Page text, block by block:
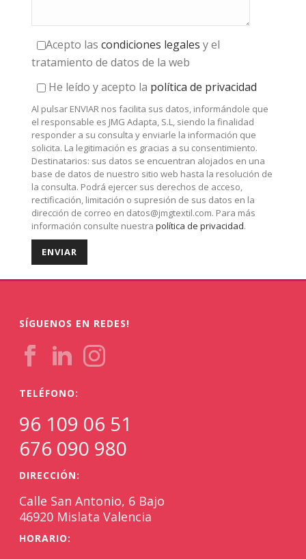
Acepto lascondiciones legales y el
tratamiento de datos de la web
He leído y acepto la política de privacidad
Al pulsar ENVIAR nos facilita sus datos, informándole que
el responsable es JMG Adapta, S.L, siendo la finalidad
responder a su consulta y enviarle la información que
solicita. La legitimación es gracias a su consentimiento.
Destinatarios: sus datos se encuentran alojados en una
base de datos de nuestro sitio web hasta la resolución de
la consulta. Podrá ejercer sus derechos de acceso,
rectificación, limitación o supresión de sus datos en la
dirección de correo en datos@jmgtextil.com. Para más
información consulte nuestrapolítica de privacidad.
SÍGUENOS EN REDES!
TELÉFONO:
96 109 06 51
676 090 980
DIRECCIÓN:
Calle San Antonio, 6 Bajo
46920 Mislata Valencia
HORARIO: